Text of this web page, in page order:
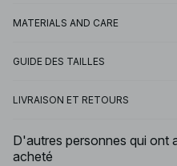
MATERIALS AND CARE
GUIDE DES TAILLES
LIVRAISON ET RETOURS
D'autres personnes qui ont
acheté